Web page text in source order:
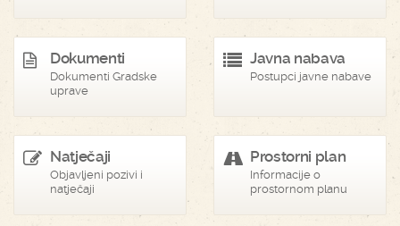
Dokumenti
Dokumenti Gradske
uprave
Javna nabava
Postupci javne nabave
Natječaji
Objavljeni pozivi i
natječaji
Prostorni plan
Informacije o
prostornom planu